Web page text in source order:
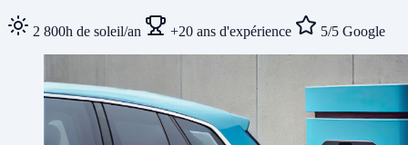
2 800h de soleil/an +20 ans d'expérience 5/5 Google